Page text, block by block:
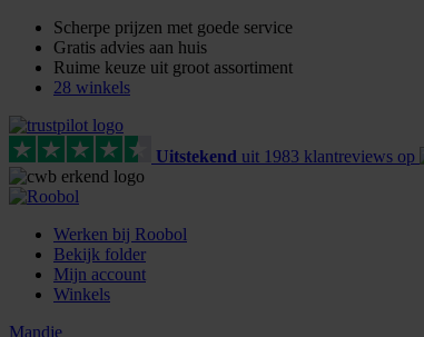
Scherpe prijzen met goede service
Gratis advies aan huis
Ruime keuze uit groot assortiment
28 winkels
Uitstekend uit 1983 klantreviews op
Werken bij Roobol
Bekijk folder
Mijn account
Winkels
Mandje